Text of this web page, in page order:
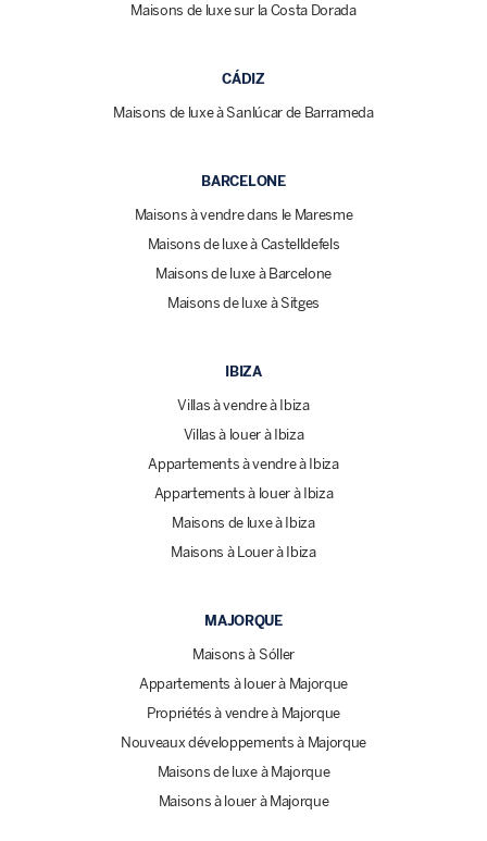
Maisons de luxe sur la Costa Dorada
CÁDIZ
Maisons de luxe à Sanlúcar de Barrameda
BARCELONE
Maisons à vendre dans le Maresme
Maisons de luxe à Castelldefels
Maisons de luxe à Barcelone
Maisons de luxe à Sitges
IBIZA
Villas à vendre à Ibiza
Villas à louer à Ibiza
Appartements à vendre à Ibiza
Appartements à louer à Ibiza
Maisons de luxe à Ibiza
Maisons à Louer à Ibiza
MAJORQUE
Maisons à Sóller
Appartements à louer à Majorque
Propriétés à vendre à Majorque
Nouveaux développements à Majorque
Maisons de luxe à Majorque
Maisons à louer à Majorque